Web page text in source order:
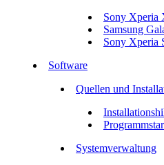
Sony Xperia
Samsung
Sony Xperia
Software
Quellen und
Systemverwaltung